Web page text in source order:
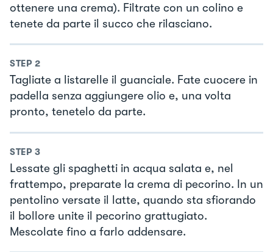
ottenere una crema). Filtrate con un colino e
tenete da parte il succo che rilasciano.
STEP 2
Tagliate a listarelle il guanciale. Fate cuocere in
padella senza aggiungere olio e, una volta
pronto, tenetelo da parte.
STEP 3
Lessate gli spaghetti in acqua salata e, nel
frattempo, preparate la crema di pecorino. In un
pentolino versate il latte, quando sta sfiorando
il bollore unite il pecorino grattugiato.
Mescolate fino a farlo addensare.